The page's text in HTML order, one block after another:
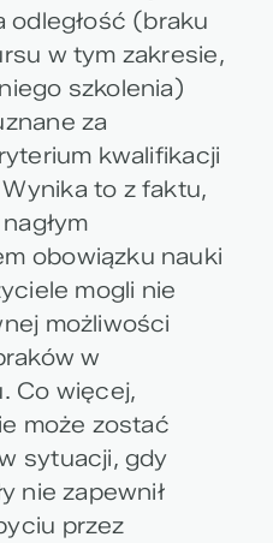
odległość (braku
w tym zakresie,
szkolenia)
za
kwalifikacji
to z faktu,
obowiązku nauki
mogli nie
możliwości
w
Co więcej,
może zostać
sytuacji, gdy
nie zapewnił
przez